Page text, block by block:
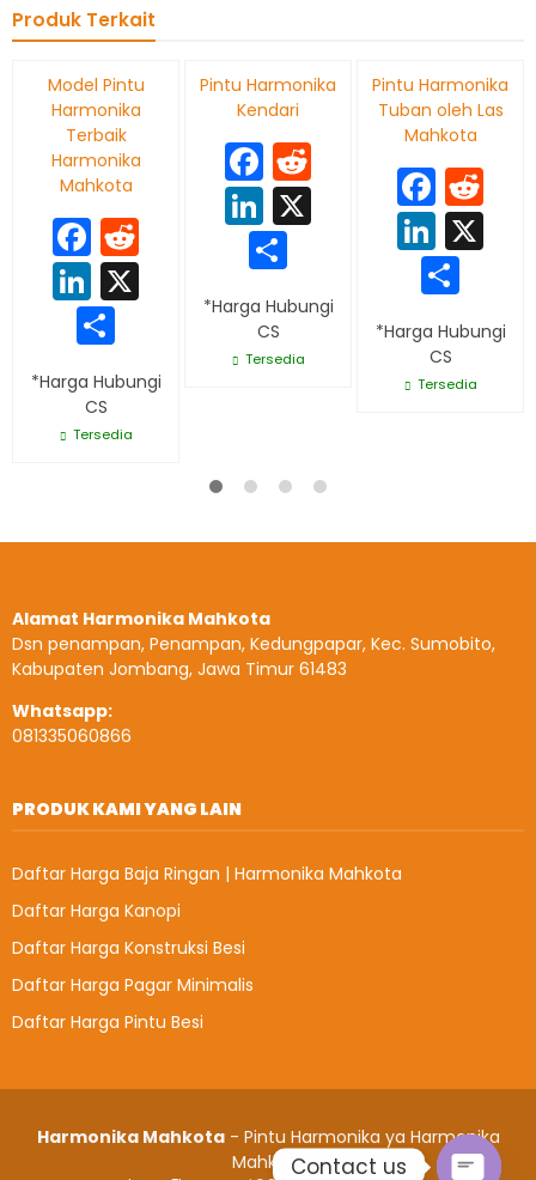
Produk Terkait
Model Pintu
Harmonika
Terbaik
Harmonika
Mahkota
Facebook
Reddit
LinkedIn
Share
*Harga Hubungi
CS
Tersedia
Pintu Harmonika
Kendari
Facebook
Reddit
LinkedIn
*Harga Hubungi
CS
Tersedia
Pintu Harmonika
Tuban oleh Las
Mahkota
*Harga Hubungi
CS
Tersedia
Alamat Harmonika Mahkota
Dsn penampan, Penampan, Kedungpapar, Kec. Sumobito,
Kabupaten Jombang, Jawa Timur 61483
Whatsapp:
081335060866
PRODUK KAMI YANG LAIN
Daftar Harga Baja Ringan | Harmonika Mahkota
Daftar Harga Kanopi
Daftar Harga Konstruksi Besi
Daftar Harga Pagar Minimalis
Daftar Harga Pintu Besi
Harmonika Mahkota- Pintu Harmonika ya Harmonika
MahkotaContact us